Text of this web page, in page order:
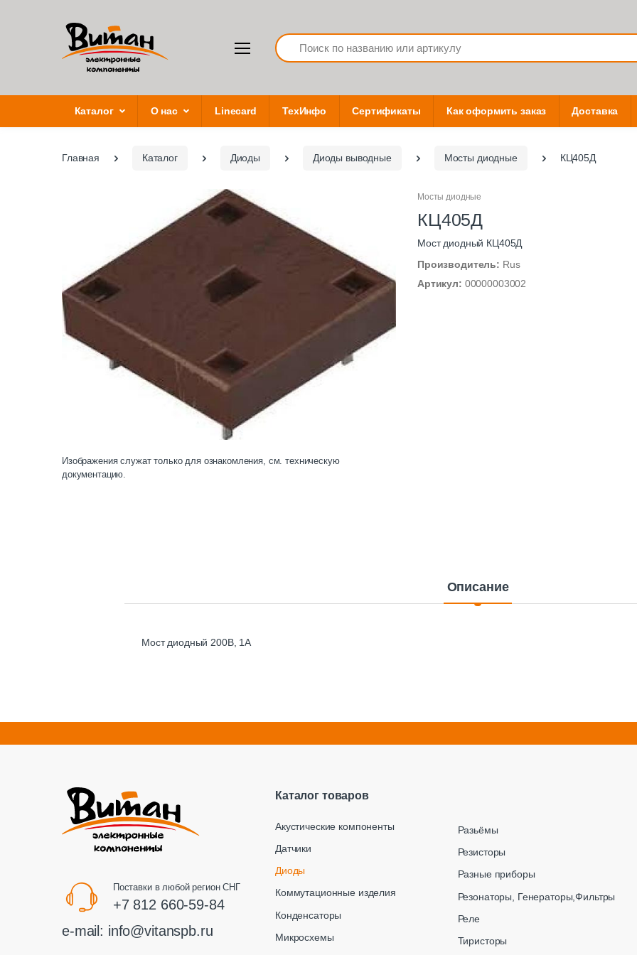
Search
Каталог О нас Linecard ТехИнфо Сертификаты Как оформить заказ Доставка
Главная Каталог Диоды Диоды выводные Мосты диодные КЦ405Д
Изображения служат только для ознакомления, см. техническую
документацию.
Мосты диодные
КЦ405Д
Мост диодный КЦ405Д
Производитель: Rus
Артикул: 00000003002
Описание
Мост диодный 200В, 1А
Поставки в любой регион СНГ
+7 812 660-59-84
e-mail: info@vitanspb.ru
Каталог товаров
Акустические компоненты
Датчики
Диоды
Коммутационные изделия
Конденсаторы
Микросхемы
Разьёмы
Резисторы
Разные приборы
Резонаторы, Генераторы,Фильтры
Реле
Тиристоры